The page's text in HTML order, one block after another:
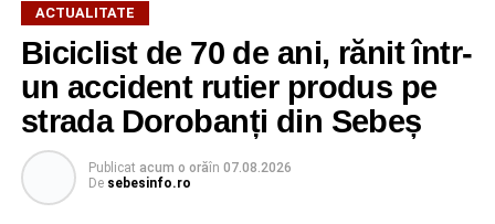
ACTUALITATE
Biciclist de 70 de ani, rănit într-
un accident rutier produs pe
strada Dorobanți din Sebeș
Publicat acum o orăîn 07.08.2026
De sebesinfo.ro